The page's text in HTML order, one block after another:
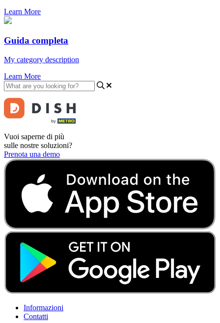
Learn More
Guida completa
My category description
Learn More
Vuoi saperne di più
sulle nostre soluzioni?
Prenota una demo
Informazioni
Contatti